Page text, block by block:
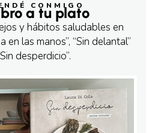
CONMIGO
a tu plato
y hábitos saludables en
en las manos”, “Sin delantal”
desperdicio”.